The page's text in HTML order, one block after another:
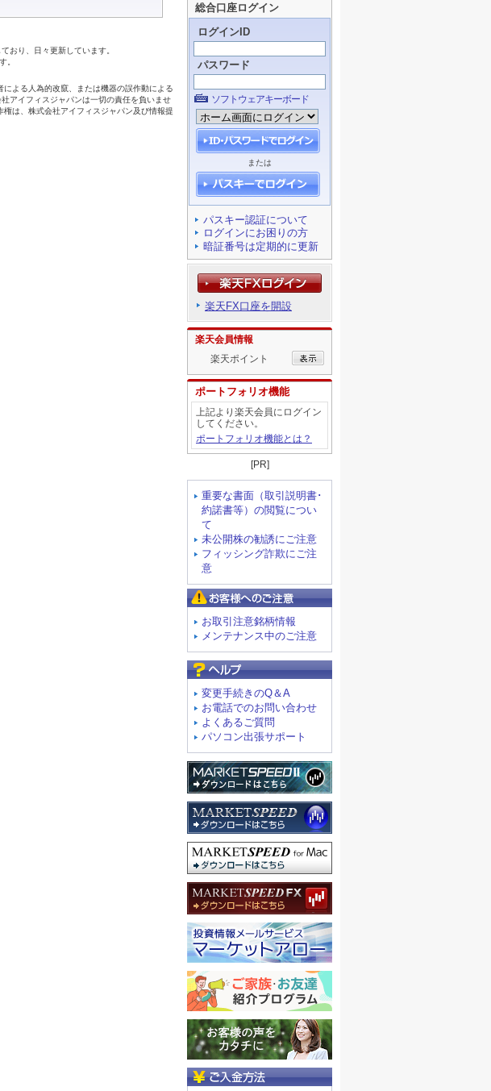
総合口座ログイン
ログインID
パスワード
ソフトウェアキーボード
または
パスキー認証について
ログインにお困りの方
暗証番号は定期的に更新
楽天FX口座を開設
楽天会員情報
楽天ポイント
ポートフォリオ機能
上記より楽天会員にログイン
してください。
ポートフォリオ機能とは？
[PR]
重要な書面（取引説明書･
約諾書等）の閲覧につい
て
未公開株の勧誘にご注意
フィッシング詐欺にご注
意
お取引注意銘柄情報
メンテナンス中のご注意
変更手続きのQ＆A
お電話でのお問い合わせ
よくあるご質問
パソコン出張サポート